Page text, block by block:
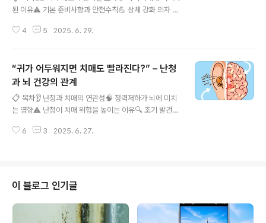
된 이유⚠️ 기본 준비사항과 안전수칙💪 상체 강화 의자 체
스케줄❓ FAQ나이가 들어도 건강하게 살고 싶은 마음은
그런 분들을 위해 집에서 의자 하나만 있으면 쉽게 할 수 있
는 체조가 바로 '의자 체조'예요. 무리하지 않고도 근력을
기르고 관절을 유연하게 만들 수 있어서 65세 이상 어르신
들에게 특히 인기가 높아지고 있어요. 의자 체조는 복잡한
서든 의자 하나만 준비하면 바로 시작할 수 있답니다. 게다
4 5 2025. 6. 29.
“귀가 어두워지면 치매도 빨라진다?” – 난청
과 뇌 건강의 관계
📋 목차👂 난청과 치매의 연관성🧠 청력저하가 뇌에 미치
는 영향⚠️ 난청이 치매 위험을 높이는 이유🔍 조기 발견과
관👨‍⚕️ 전문의 상담 시기❓ FAQ최근 연구에서 밝혀진 충격
못하는 문제를 넘어서, 우리 뇌 건강 전체에 영향을 미치는
심각한 상황이에요. 특히 65세 이상 고령층에서 난청과 치
매의 동반 발생률이 급격히 증가하고 있어요. 하지만 많은
분들이 이 연관성을 모르고 계시거나, 단순히 나이 들면서
6 3 2025. 6. 27.
이 블로그 인기글